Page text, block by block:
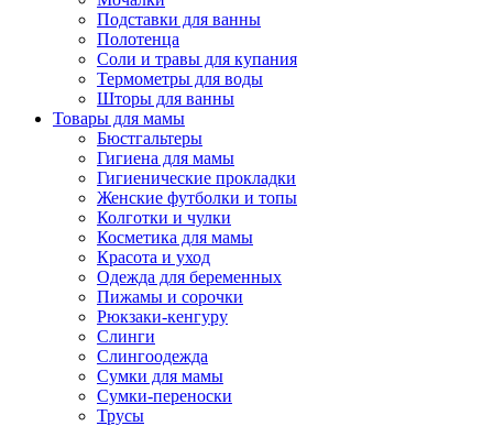
Подставки для ванны
Полотенца
Соли и травы для купания
Термометры для воды
Шторы для ванны
Товары для мамы
Бюстгальтеры
Гигиена для мамы
Гигиенические прокладки
Женские футболки и топы
Колготки и чулки
Косметика для мамы
Красота и уход
Одежда для беременных
Пижамы и сорочки
Рюкзаки-кенгуру
Слинги
Слингоодежда
Сумки для мамы
Сумки-переноски
Трусы